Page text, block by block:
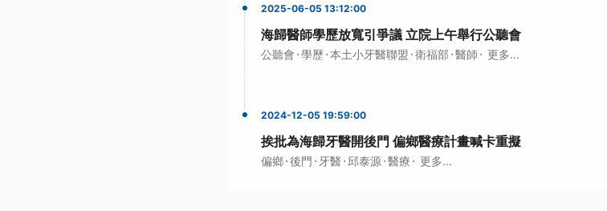
2025-06-05 13:12:00
海歸醫師學歷放寬引爭議 立院上午舉行公聽會
公聽會 ·學歷 ·本土小牙醫聯盟 ·衛福部 ·醫師 · 更多...
2024-12-05 19:59:00
挨批為海歸牙醫開後門 偏鄉醫療計畫喊卡重擬
偏鄉·後門 · 牙醫· 邱泰源·醫療 · 更多...